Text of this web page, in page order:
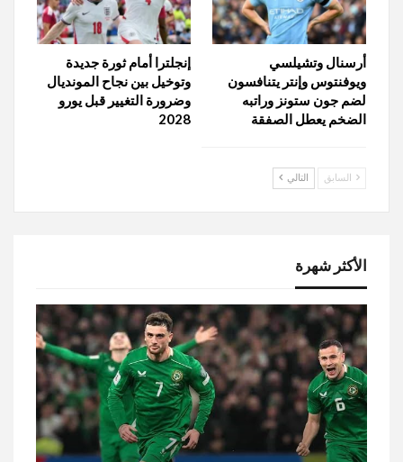
أرسنال وتشيلسي
ويوفنتوس وإنتر يتنافسون
لضم جون ستونز وراتبه
الضخم يعطل الصفقة
إنجلترا أمام ثورة جديدة
وتوخيل بين نجاح المونديال
وضرورة التغيير قبل يورو
2028
السابق التالي
الأكثر شهرة